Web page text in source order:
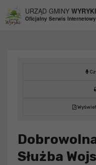
URZĄD GMINY WYRYKI
Oficjalny Serwis Internetowy
Służba